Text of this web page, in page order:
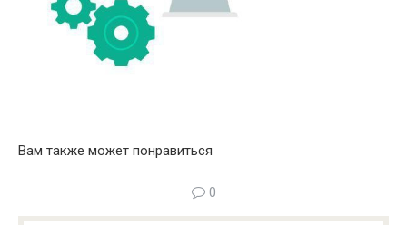
Вам также может понравиться
0